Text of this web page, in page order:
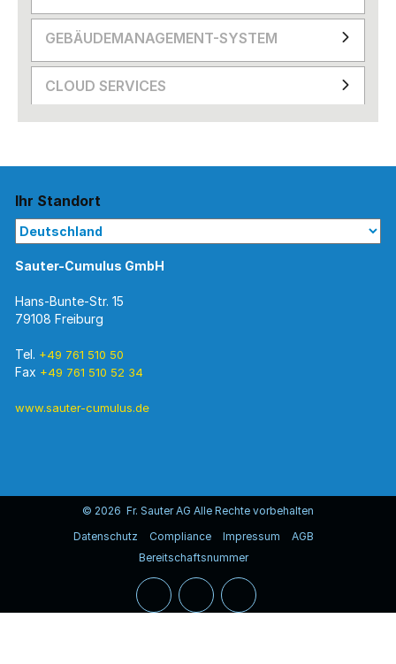
GEBÄUDEMANAGEMENT-SYSTEM
CLOUD SERVICES
Ihr Standort
Sauter-Cumulus GmbH
Hans-Bunte-Str. 15
79108 Freiburg
Tel. +49 761 510 50
Fax +49 761 510 52 34
www.sauter-cumulus.de
© 2026 Fr. Sauter AG Alle Rechte vorbehalten
Datenschutz
Compliance Impressum
AGB
Bereitschaftsnummer